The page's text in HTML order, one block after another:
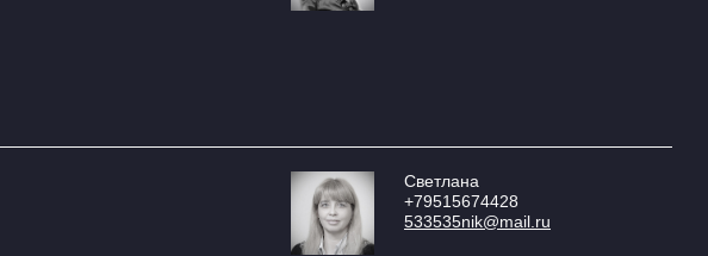
Светлана
+79515674428
533535nik@mail.ru